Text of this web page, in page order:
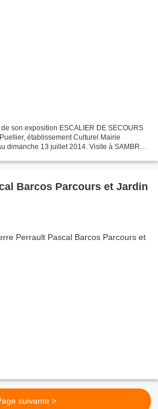
son exposition ESCALIER DE SECOURS
établissement Culturel Mairie
dimanche 13 juillet 2014. Visite à SAMBRE
Barcos Parcours et Jardin
suivante >